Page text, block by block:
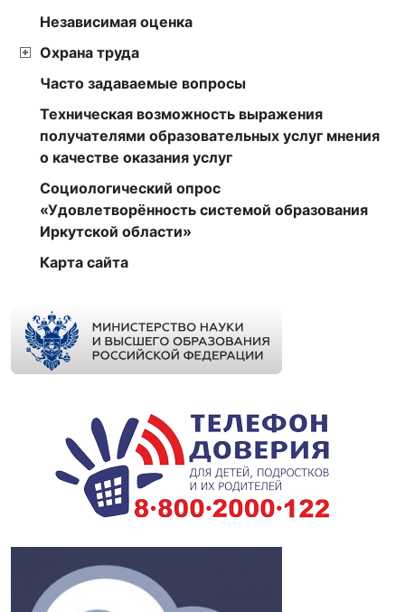
Независимая оценка
Охрана труда
Часто задаваемые вопросы
Техническая возможность выражения
получателями образовательных услуг мнения
о качестве оказания услуг
Социологический опрос
«Удовлетворённость системой образования
Иркутской области»
Карта сайта